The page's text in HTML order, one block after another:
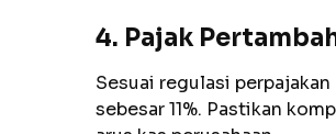
4. Pajak
Sesuai regulasi
sebesar 11%. Pastikan